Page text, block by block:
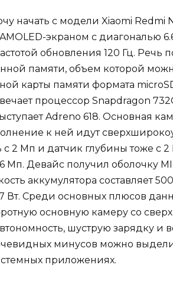
начать с модели Xiaomi Redmi
AMOLED-экраном с диагональю
обновления 120 Гц. Речь
памяти, объем которой
карты памяти формата
процессор Snapdragon
Adreno 618. Основная
к ней идут
2 Мп и датчик глубины тоже с
Мп. Девайс получил оболочку
аккумулятора составляет
Вт. Среди основных плюсов
основную камеру со
шуструю зарядку и
минусов можно
приложениях.